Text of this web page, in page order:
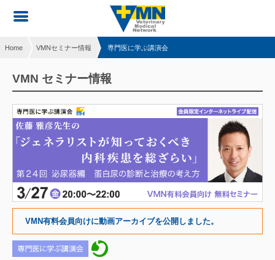
Home VMNセミナー情報 専門医に学ぶ講演会
VMN セミナー情報
VMN有料会員向けに動画アーカイブを公開しました。